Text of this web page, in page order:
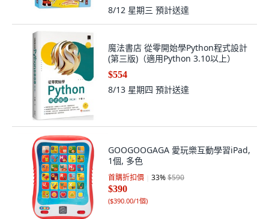
8/12 星期三 預計送達
魔法書店 從零開始學Python程式設計
(第三版)（適用Python 3.10以上）
$554
8/13 星期四 預計送達
GOOGOOGAGA 愛玩樂互動學習iPad,
1個, 多色
首購折扣價 33%$590
$390
($390.00/1個)